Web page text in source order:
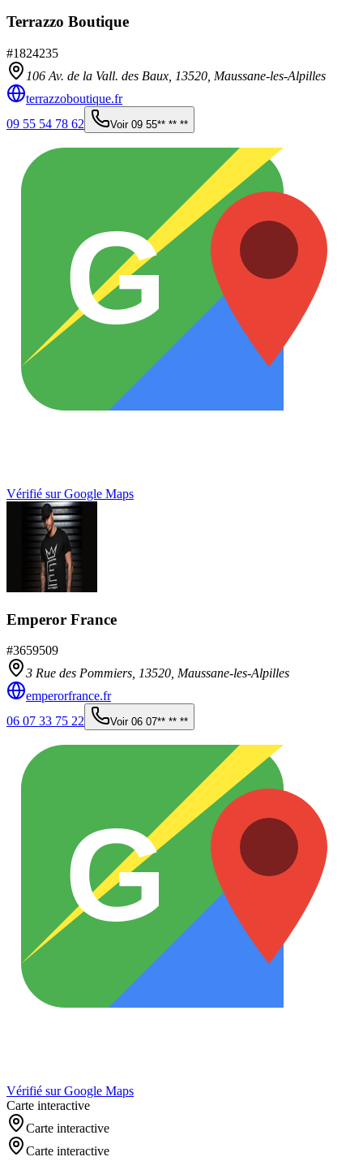
Terrazzo Boutique
#1824235
106 Av. de la Vall. des Baux, 13520 Maussane-les-Alpilles
terrazzoboutique.fr
09 55 54 78 62
Voir 09 55** ** **
G
Vérifié sur Google Maps
Emperor France
#3659509
3 Rue des Pommiers, 13520, Maussane-les-Alpilles
emperorfrance.fr
06 07 33 75 22
Voir 06 07** ** **
G
Vérifié sur Google Maps
Carte interactive
Carte interactive
Carte interactive